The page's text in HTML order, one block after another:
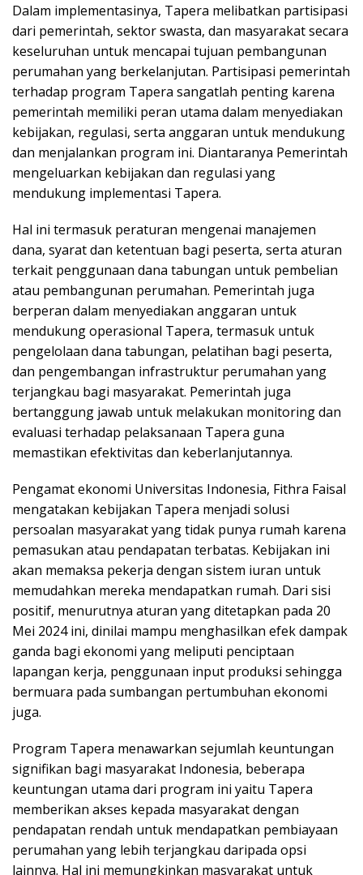
Dalam implementasinya, Tapera melibatkan partisipasi
dari pemerintah, sektor swasta, dan masyarakat secara
keseluruhan untuk mencapai tujuan pembangunan
perumahan yang berkelanjutan. Partisipasi pemerintah
terhadap program Tapera sangatlah penting karena
pemerintah memiliki peran utama dalam menyediakan
kebijakan, regulasi, serta anggaran untuk mendukung
dan menjalankan program ini. Diantaranya Pemerintah
mengeluarkan kebijakan dan regulasi yang
mendukung implementasi Tapera.
Hal ini termasuk peraturan mengenai manajemen
dana, syarat dan ketentuan bagi peserta, serta aturan
terkait penggunaan dana tabungan untuk pembelian
atau pembangunan perumahan. Pemerintah juga
berperan dalam menyediakan anggaran untuk
mendukung operasional Tapera, termasuk untuk
pengelolaan dana tabungan, pelatihan bagi peserta,
dan pengembangan infrastruktur perumahan yang
terjangkau bagi masyarakat. Pemerintah juga
bertanggung jawab untuk melakukan monitoring dan
evaluasi terhadap pelaksanaan Tapera guna
memastikan efektivitas dan keberlanjutannya.
Pengamat ekonomi Universitas Indonesia, Fithra Faisal
mengatakan kebijakan Tapera menjadi solusi
persoalan masyarakat yang tidak punya rumah karena
pemasukan atau pendapatan terbatas. Kebijakan ini
akan memaksa pekerja dengan sistem iuran untuk
memudahkan mereka mendapatkan rumah. Dari sisi
positif, menurutnya aturan yang ditetapkan pada 20
Mei 2024 ini, dinilai mampu menghasilkan efek dampak
ganda bagi ekonomi yang meliputi penciptaan
lapangan kerja, penggunaan input produksi sehingga
bermuara pada sumbangan pertumbuhan ekonomi
juga.
Program Tapera menawarkan sejumlah keuntungan
signifikan bagi masyarakat Indonesia, beberapa
keuntungan utama dari program ini yaitu Tapera
memberikan akses kepada masyarakat dengan
pendapatan rendah untuk mendapatkan pembiayaan
perumahan yang lebih terjangkau daripada opsi
lainnya. Hal ini memungkinkan masyarakat untuk